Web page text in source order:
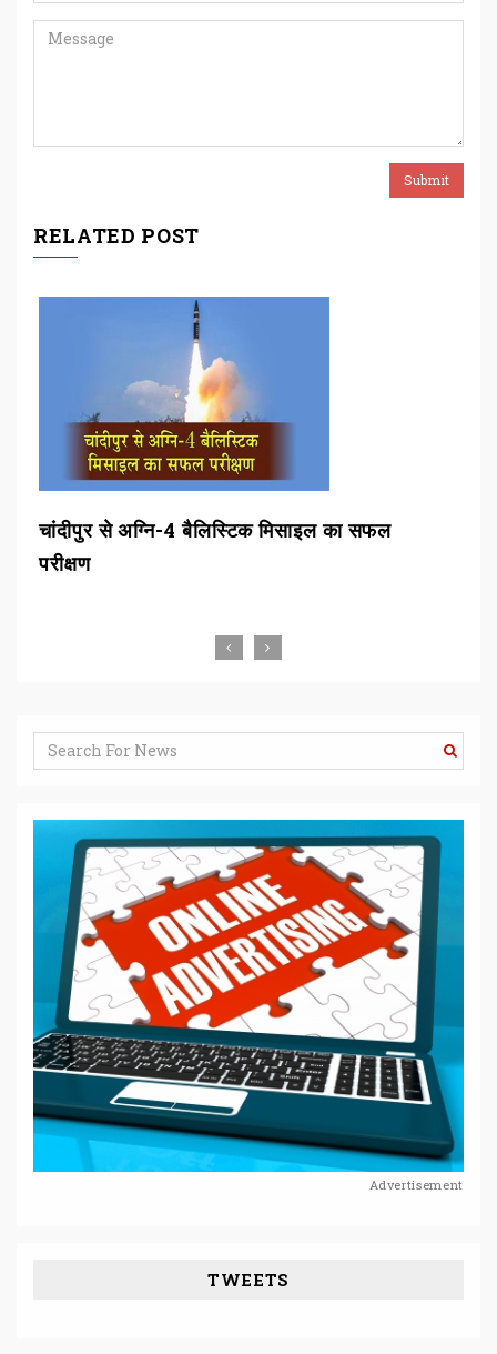
RELATED POST
4 बैलिस्टिक मिसाइल का सफल बीडीए ने दो एकड़
Advertisement
TWEETS